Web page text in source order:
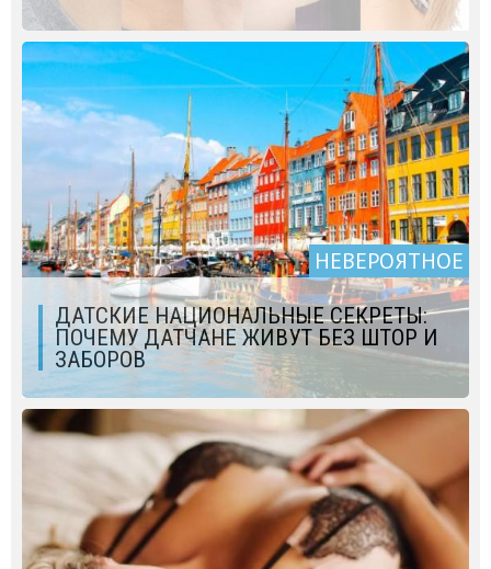
НЕВЕРОЯТНОЕ
ДАТСКИЕ НАЦИОНАЛЬНЫЕ СЕКРЕТЫ:
ПОЧЕМУ ДАТЧАНЕ ЖИВУТ БЕЗ ШТОР И
ЗАБОРОВ